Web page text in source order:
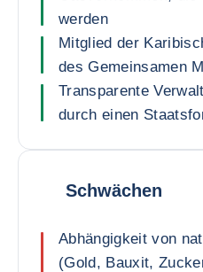
werden
Mitglied der
des Gemeinsamen
Transparente
durch einen
Schwächen
Abhängigkeit von
(Gold, Bauxit,